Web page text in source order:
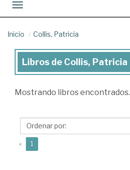
Toggle navigation
Inicio Collis, Patricia
Libros
Collis,
Libros de Collis, Patricia
Mostrando libros encontrados.
« 1